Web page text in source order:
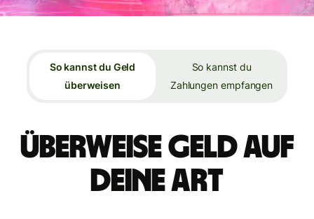
So kannst du Geld
überweisen
So kannst du
Zahlungen empfangen
Überweise Geld auf
deine Art